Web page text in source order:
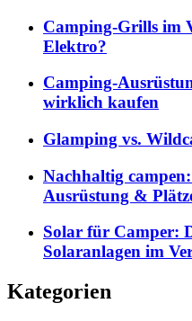
Camping-Grills im
Elektro?
Camping-
wirklich kaufen
Glamping vs.
Nachhaltig
Ausrüstung &
Solar für Camper:
Solaranlagen im
Kategorien